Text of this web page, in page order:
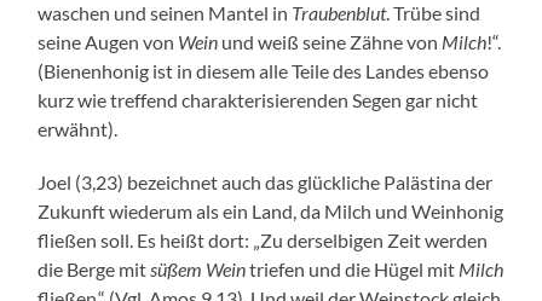
waschen und seinen Mantel in Traubenblut. Trübe sind
seine Augen von Wein und weiß seine Zähne von Milch!“.
(Bienenhonig ist in diesem alle Teile des Landes ebenso
kurz wie treffend charakterisierenden Segen gar nicht
erwähnt).
Joel (3,23) bezeichnet auch das glückliche Palästina der
Zukunft wiederum als ein Land, da Milch und Weinhonig
fließen soll. Es heißt dort: „Zu derselbigen Zeit werden
die Berge mitsüßem Weintriefen und die Hügel mit Milch